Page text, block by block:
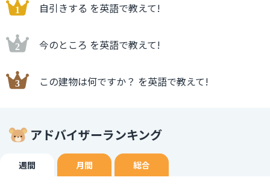
自引きする を英語で教えて!
今のところ を英語で教えて!
この建物は何ですか？ を英語で教えて!
アドバイザーランキング
週間 月間 総合